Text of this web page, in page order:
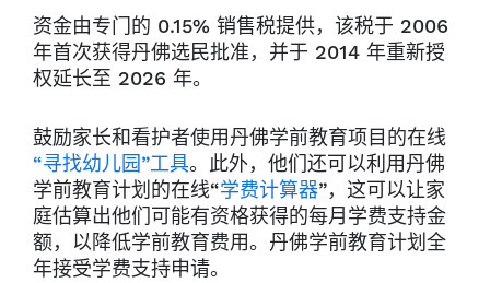
资金由专门的 0.15% 销售税提供，该税于 2006
年首次获得丹佛选民批准，并于 2014 年重新授
权延长至 2026 年。
鼓励家长和看护者使用丹佛学前教育项目的在线
“寻找幼儿园”工具。此外，他们还可以利用丹佛
学前教育计划的在线“学费计算器”，这可以让家
庭估算出他们可能有资格获得的每月学费支持金
额，以降低学前教育费用。丹佛学前教育计划全
年接受学费支持申请。